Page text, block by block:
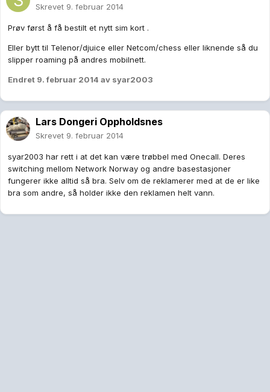
Skrevet 9. februar 2014
Prøv først å få bestilt et nytt sim kort .
Eller bytt til Telenor/djuice eller Netcom/chess eller liknende så du
slipper roaming på andres mobilnett.
Endret 9. februar 2014 av syar2003
Lars Dongeri Oppholdsnes
Skrevet 9. februar 2014
syar2003 har rett i at det kan være trøbbel med Onecall. Deres
switching mellom Network Norway og andre basestasjoner
fungerer ikke alltid så bra. Selv om de reklamerer med at de er like
bra som andre, så holder ikke den reklamen helt vann.